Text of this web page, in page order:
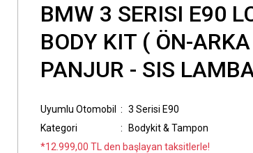
BMW 3 SERISI E90
BODY KIT ( ÖN-
PANJUR - SIS
Uyumlu Otomobil
3 Serisi E90
Kategori
Bodykit & Tampon
*12.999,00 TL den başlayan taksitlerle!